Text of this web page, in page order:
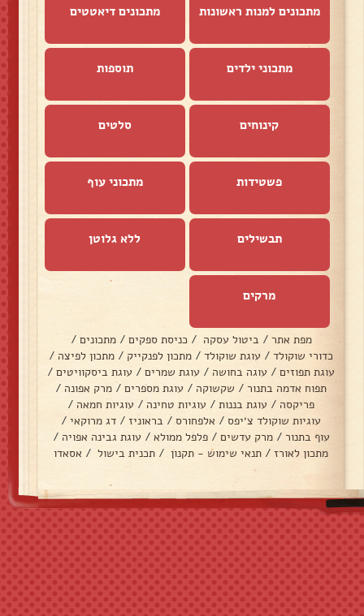
מתכונים למנות ראשונות מתכונים דיאטטים
מתכוני ילדים תוספות
קינוחים סלטים
פשטידות מתכוני עוף
תבשילים ללא גלוטן
מרקים
מפת אתר / ביטול עסקה / כניסת ספקים / מתכונים /
כדורי שוקולד / עוגת שוקולד / מתכון לפנקייק / מתכון לפיצה /
עוגת תפוזים / עוגה בחושה / עוגת שמרים / עוגת ביסקוויטים /
תפוח אדמה בתנור / שקשוקה / עוגת מספרים / מרק אפונה /
פריקסה / עוגת בננות / עוגיות טחינה / עוגיות חמאה /
עוגיות שוקולד צ׳יפס / אלפחורס / בראוניז / דג מרוקאי /
עוף בתנור / מרק עדשים / פלפל ממולא / עוגת גבינה אפויה /
מתכון לאורז / תנאי שימוש - תקנון / תכנית בישול / אסאדו